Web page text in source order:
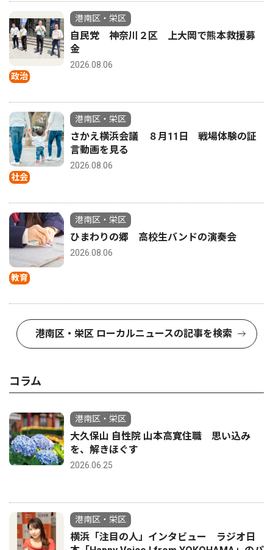
政治
港南区・栄区
自民党 神奈川２区 上大岡で熊本救援募
金
2026.08.06
社会
港南区・栄区
さかえ横浜会議 ８月11日 戦場体験の証
言動画を見る
2026.08.06
教育
港南区・栄区
ひまわりの郷 高校生バンドの演奏会
2026.08.06
港南区・栄区 ローカルニュースの記事を検索
コラム
港南区・栄区
大久保山 自性院 山本高寛住職 思い込み
を、解きほぐす
2026.06.25
港南区・栄区
横浜「注目の人」インタビュー ラジオ日